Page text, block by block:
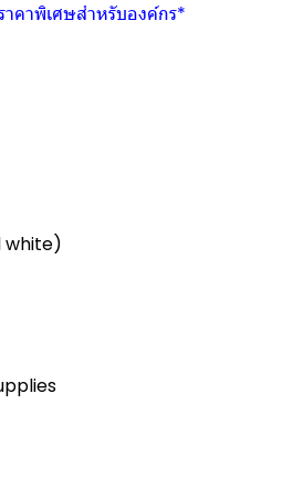
าคาพิเศษสำหรับองค์กร*
white)